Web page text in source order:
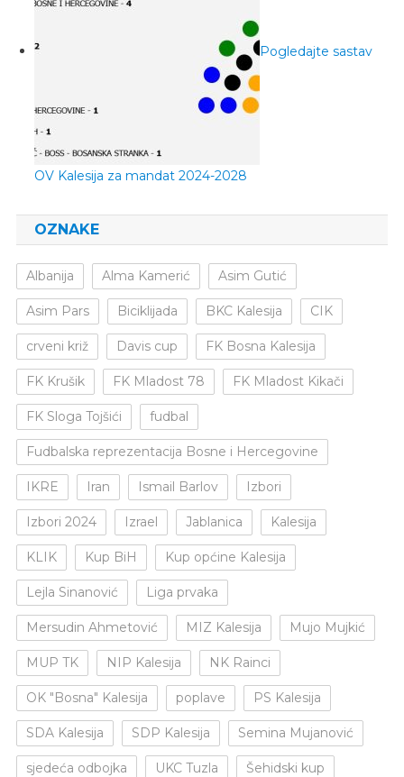
Pogledajte sastav
OV Kalesija za mandat 2024-2028
OZNAKE
Albanija Alma Kamerić Asim Gutić
Asim Pars Biciklijada BKC Kalesija CIK
crveni križ Davis cup FK Bosna Kalesija
FK Krušik FK Mladost 78 FK Mladost Kikači
FK Sloga Tojšići fudbal
Fudbalska reprezentacija Bosne i Hercegovine
IKRE Iran Ismail Barlov Izbori
Izbori 2024 Izrael Jablanica Kalesija
KLIK Kup BiH Kup općine Kalesija
Lejla Sinanović Liga prvaka
Mersudin Ahmetović MIZ Kalesija Mujo Mujkić
MUP TK NIP Kalesija NK Rainci
OK "Bosna" Kalesija poplave PS Kalesija
SDA Kalesija SDP Kalesija Semina Mujanović
sjedeća odbojka UKC Tuzla Šehidski kup